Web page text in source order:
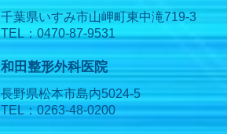
千葉県いすみ市山岬町東中滝719-3
TEL：0470-87-9531
和田整形外科医院
長野県松本市島内5024-5
TEL：0263-48-0200